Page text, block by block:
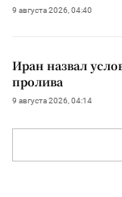
9 августа 2026, 04:40
Иран назвал
пролива
9 августа 2026, 04:14